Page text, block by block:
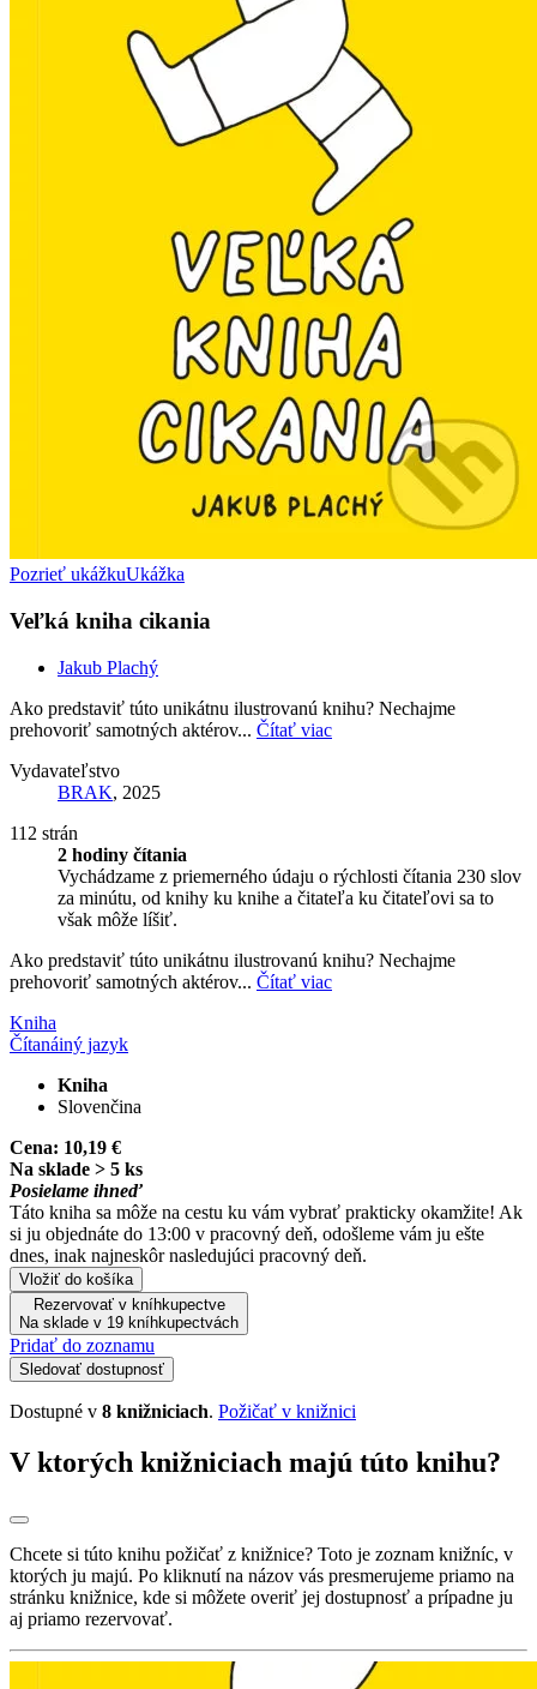
Pozrieť ukážkuUkážka
Veľká kniha cikania
Jakub Plachý
Ako predstaviť túto unikátnu ilustrovanú knihu? Nechajme
prehovoriť samotných aktérov... Čítať viac
Vydavateľstvo
BRAK, 2025
112 strán
2 hodiny čítania
Vychádzame z priemerného údaju o rýchlosti čítania 230 slov
za minútu, od knihy ku knihe a čitateľa ku čitateľovi sa to
však môže líšiť.
Ako predstaviť túto unikátnu ilustrovanú knihu? Nechajme
prehovoriť samotných aktérov... Čítať viac
Kniha
Čítanáiný jazyk
Kniha
Slovenčina
Cena: 10,19 €
Na sklade > 5 ks
Posielame ihneď
Táto kniha sa môže na cestu ku vám vybrať prakticky okamžite! Ak
si ju objednáte do 13:00 v pracovný deň, odošleme vám ju ešte
dnes, inak najneskôr nasledujúci pracovný deň.
Vložiť do košíka
Rezervovať v kníhkupectve
Na sklade v 19 kníhkupectvách
Pridať do zoznamu
Sledovať dostupnosť
Dostupné v 8 knižniciach. Požičať v knižnici
V ktorých knižniciach majú túto knihu?
Chcete si túto knihu požičať z knižnice? Toto je zoznam knižníc, v
ktorých ju majú. Po kliknutí na názov vás presmerujeme priamo na
stránku knižnice, kde si môžete overiť jej dostupnosť a prípadne ju
aj priamo rezervovať.